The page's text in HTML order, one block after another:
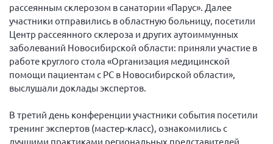
Всероссийская конференция-тренинг
"Рассеянный склероз: новые реалии" (26-
29.05.2022)
Общероссийская РС
Алтайский край
Архангельская область
рассеянным склерозом в санатории «Парус». Далее
участники отправились в областную больницу, посетили
Центр рассеянного склероза и других аутоиммунных
заболеваний Новосибирской области: приняли участие в
работе круглого стола «Организация медицинской
помощи пациентам с РС в Новосибирской области»,
выслушали доклады экспертов.
В третий день конференции участники события посетили
тренинг экспертов (мастер-класс), ознакомились с
лучшими практиками региональных представителей